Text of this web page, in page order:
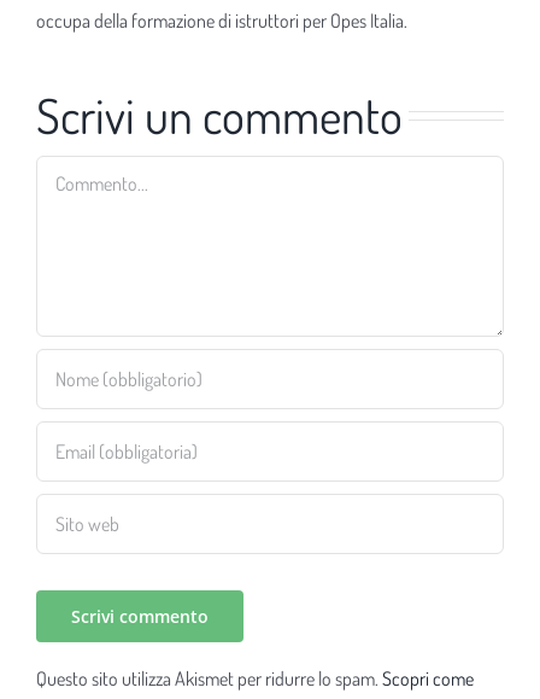
occupa della formazione di istruttori per Opes Italia.
Scrivi un commento
Commento
Questo sito utilizza Akismet per ridurre lo spam. Scopri come